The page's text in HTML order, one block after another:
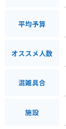
平均予算
オススメ人数
混雑具合
施設